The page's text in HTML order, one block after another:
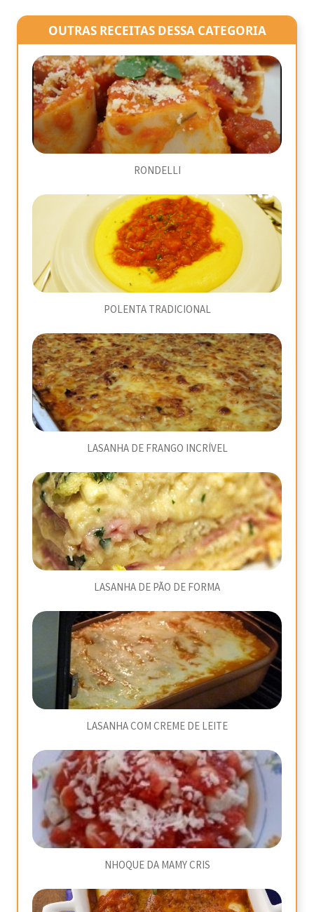
OUTRAS RECEITAS DESSA CATEGORIA
RONDELLI
POLENTA TRADICIONAL
LASANHA DE FRANGO INCRÍVEL
LASANHA DE PÃO DE FORMA
LASANHA COM CREME DE LEITE
NHOQUE DA MAMY CRIS